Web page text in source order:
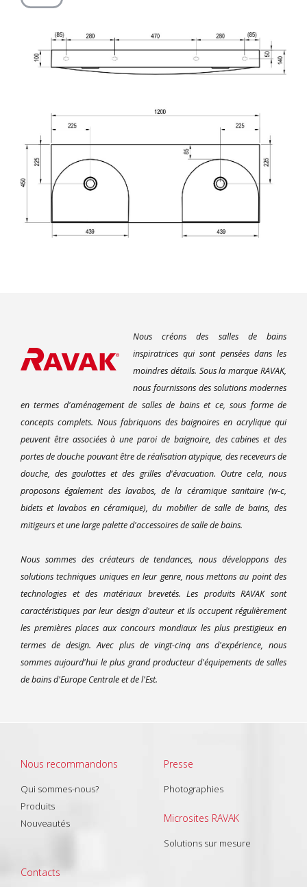
Nous créons des salles de bains
inspiratrices qui sont pensées dans les
moindres détails. Sous la marque RAVAK,
nous fournissons des solutions modernes
en termes d'aménagement de salles de bains et ce, sous forme de
concepts complets. Nous fabriquons des baignoires en acrylique qui
peuvent être associées à une paroi de baignoire, des cabines et des
portes de douche pouvant être de réalisation atypique, des receveurs de
douche, des goulottes et des grilles d'évacuation. Outre cela, nous
proposons également des lavabos, de la céramique sanitaire (w-c,
bidets et lavabos en céramique), du mobilier de salle de bains, des
mitigeurs et une large palette d'accessoires de salle de bains.
Nous sommes des créateurs de tendances, nous développons des
solutions techniques uniques en leur genre, nous mettons au point des
technologies et des matériaux brevetés. Les produits RAVAK sont
caractéristiques par leur design d'auteur et ils occupent régulièrement
les premières places aux concours mondiaux les plus prestigieux en
termes de design. Avec plus de vingt-cinq ans d'expérience, nous
sommes aujourd'hui le plus grand producteur d'équipements de salles
de bains d'Europe Centrale et de l'Est.
Nous recommandons
Qui sommes-nous?
Produits
Nouveautés
Presse
Photographies
Microsites RAVAK
Solutions sur mesure
Contacts